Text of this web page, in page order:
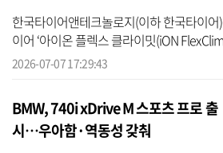
한국타이어앤테크놀로지(이하 한국타이
이어 ‘아이온 플렉스 클라이밋(iON
전문지 아우토 빌트가 실시한 2026년 ‘전기
2026-07-07 17:29:43
BMW, 740i xDrive M 스포츠 프로 출
시…우아함·역동성 갖춰